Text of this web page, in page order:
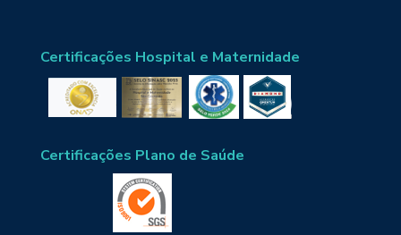
Certificações Hospital e Maternidade
Certificações Plano de Saúde